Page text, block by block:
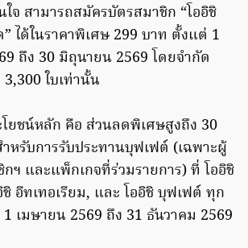
จ สามารถสมัครบัตรสมาชิก “โออิชิ
ได้ในราคาพิเศษ 299 บาท ตั้งแต่ 1
ถึง 30 มิถุนายน 2569 โดยจำกัด
ใบเท่านั้น
ยชน์หลัก คือ ส่วนลดพิเศษสูงถึง 30
ำหรับการรับประทานบุฟเฟต์ (เฉพาะผู้
ฯ และแพ็กเกจที่ร่วมรายการ) ที่ โออิชิ
อีทเทอเรียม, และ โออิชิ บุฟเฟต์ ทุก
เมษายน 2569 ถึง 31 ธันวาคม 2569